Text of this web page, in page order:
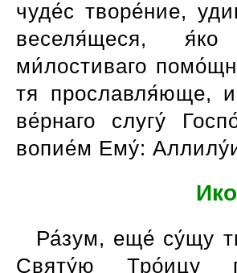
чуде́с творе́ние,
веселя́щеся,
ми́лостиваго
тя прославля́юще,
ве́рнаго слугу́
вопие́м Ему́:
Ра́зум, еще́ су́щу
Святу́ю Тро́ицу